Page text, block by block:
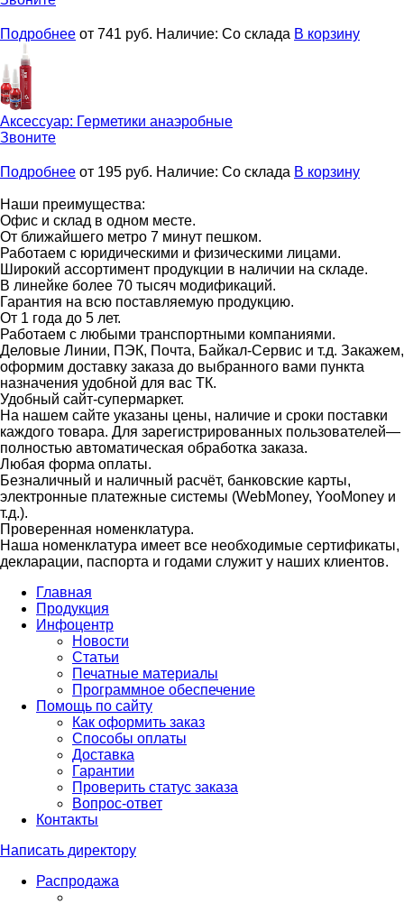
Подробнее от 741 руб. Наличие: Со склада В корзину
Аксессуар: Герметики анаэробные
Звоните
Подробнее от 195 руб. Наличие: Со склада В корзину
Наши преимущества:
Офис и склад в одном месте.
От ближайшего метро 7 минут пешком.
Работаем с юридическими и физическими лицами.
Широкий ассортимент продукции в наличии на складе.
В линейке более 70 тысяч модификаций.
Гарантия на всю поставляемую продукцию.
От 1 года до 5 лет.
Работаем с любыми транспортными компаниями.
Деловые Линии, ПЭК, Почта, Байкал-Сервис и т.д. Закажем,
оформим доставку заказа до выбранного вами пункта
назначения удобной для вас ТК.
Удобный сайт-супермаркет.
На нашем сайте указаны цены, наличие и сроки поставки
каждого товара. Для зарегистрированных пользователей—
полностью автоматическая обработка заказа.
Любая форма оплаты.
Безналичный и наличный расчёт, банковские карты,
электронные платежные системы (WebMoney, YooMoney и
т.д.).
Проверенная номенклатура.
Наша номенклатура имеет все необходимые сертификаты,
декларации, паспорта и годами служит у наших клиентов.
Главная
Продукция
Инфоцентр
Новости
Статьи
Печатные материалы
Программное обеспечение
Помощь по сайту
Как оформить заказ
Способы оплаты
Доставка
Гарантии
Проверить статус заказа
Вопрос-ответ
Контакты
Написать директору
Распродажа